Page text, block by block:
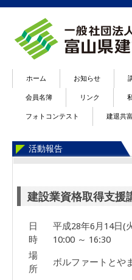
ホーム お知らせ
会員名簿 リンク
フォトコンテスト 建退共
活動報告
建設業資格取得支援
日
時
平成28年6月14日(
10:00 ～ 16:30
場
所
ボルファートとや